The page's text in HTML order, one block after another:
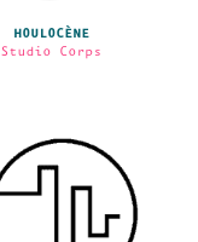
HOULOCÈNE
Studio Corps